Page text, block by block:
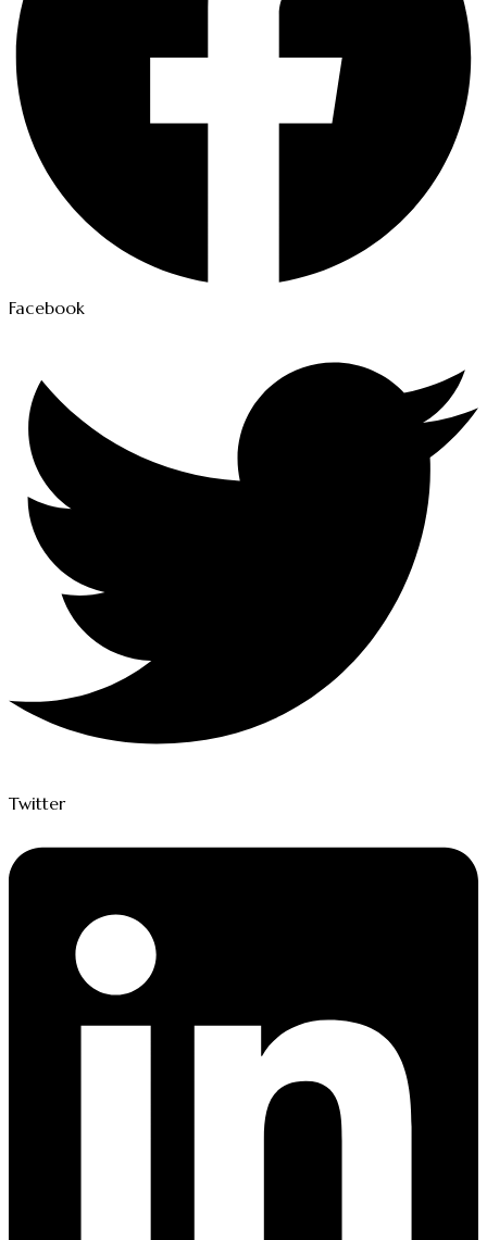
Facebook
Twitter